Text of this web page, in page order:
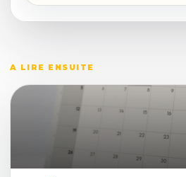
A LIRE ENSUITE